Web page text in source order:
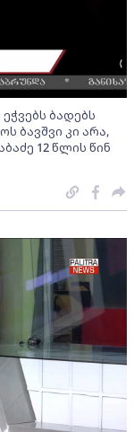
ბადებს
ბავშვი კი არა,
12 წლის წინ